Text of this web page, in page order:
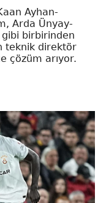
Ayhan-
Arda Ünyay-
gibi birbirinden
teknik direktör
çözüm arıyor.